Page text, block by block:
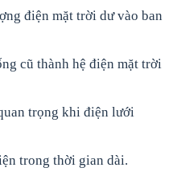
điện mặt trời dư vào ban
cũ thành hệ điện mặt trời
trọng khi điện lưới
trong thời gian dài.